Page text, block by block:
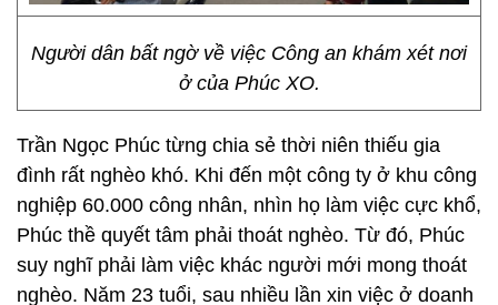
Người dân bất ngờ về việc Công an khám xét nơi
ở của Phúc XO.
Trần Ngọc Phúc từng chia sẻ thời niên thiếu gia
đình rất nghèo khó. Khi đến một công ty ở khu công
nghiệp 60.000 công nhân, nhìn họ làm việc cực khổ,
Phúc thề quyết tâm phải thoát nghèo. Từ đó, Phúc
suy nghĩ phải làm việc khác người mới mong thoát
nghèo. Năm 23 tuổi, sau nhiều lần xin việc ở doanh